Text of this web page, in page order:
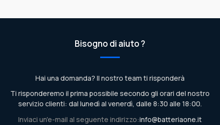
Bisogno di aiuto ?
Hai una domanda? Il nostro team ti risponderà
Ti risponderemo il prima possibile secondo gli orari del nostro
servizio clienti: dal lunedì al venerdì, dalle 8:30 alle 18:00.
Inviaci un'e-mail al seguente indirizzo:info@batteriaone.it